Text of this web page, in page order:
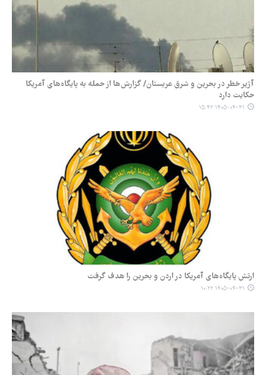
آژیر خطر در بحرین و شرق عربستان/ گزارش‌ها از حمله به پایگاه‌های آمریکا
حکایت دارد
۱۴۰۵-۰۴-۳۱ ۱۵:۴۲
ارتش پایگاه‌های آمریکا در اردن و بحرین را هدف گرفت
۱۴۰۵-۰۴-۳۱ ۱۰:۲۲